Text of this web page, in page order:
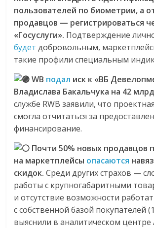
пользователей по биометрии, а
продавцов — регистрироваться
«Госуслуги». Подтверждение
будет добровольным,
такие профили специальным
WB подал иск к «ВБ
Владислава Бакальчука на 42
службе RWB заявили, что
смогла отчитаться за
финансирование.
Почти 50% новых продавцов
на маркетплейсы опасаются
скидок.Среди других страхов —
работы с крупногабаритными
и отсутствие возможности
с собственной базой покупателей
выяснили в аналитическом центре